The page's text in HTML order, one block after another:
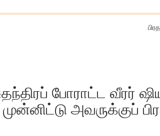
போராட்ட வீரர்
முன்னிட்டு அவருக்குப்